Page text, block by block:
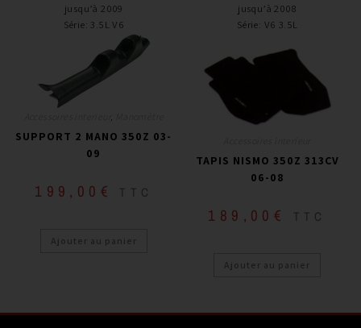
jusqu’à 2009
Série: 3.5L V6
SUPPORT 2 MANO 350Z 03-
09
199,00 € TTC
Ajouter au panier
jusqu’à 2008
Série: V6 3.5L
TAPIS NISMO 350Z 313CV
06-08
189,00 € TTC
Ajouter au panier